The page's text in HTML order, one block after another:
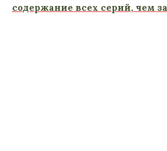
содержание всех серий, чем